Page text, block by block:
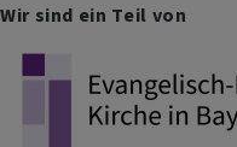
Wir sind ein Teil von